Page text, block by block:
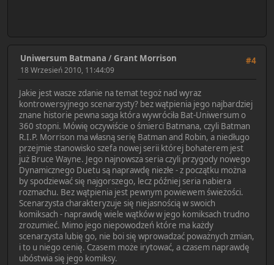
#4
Uniwersum Batmana /Grant Morrison
18 Wrzesień 2010, 11:44:09
Jakie jest wasze zdanie na temat tegoż nad wyraz
kontrowersyjnego scenarzysty? bez wątpienia jego najbardziej
znane historie pewna saga która wywróciła Bat-Uniwersum o
360 stopni. Mówię oczywiście o śmierci Batmana, czyli Batman
R.I.P. Morrison ma własną serię Batman and Robin, a niedługo
przejmie stanowisko szefa nowej serii której bohaterem jest
już Bruce Wayne. Jego najnowsza seria czyli przygody nowego
Dynamicznego Duetu są naprawdę niezłe - z początku można
by spodziewać się najgorszego, lecz później seria nabiera
rozmachu. Bez wątpienia jest pewnym powiewem świeżości.
Scenarzysta charakteryzuje się niejasnością w swoich
komiksach - naprawdę wiele wątków w jego komiksach trudno
zrozumieć. Mimo jego niepowodzeń które ma każdy
scenarzysta lubię go, nie boi się wprowadzać poważnych zmian,
i to u niego cenię. Czasem może irytować, a czasem naprawdę
ubóstwia się jego komiksy.